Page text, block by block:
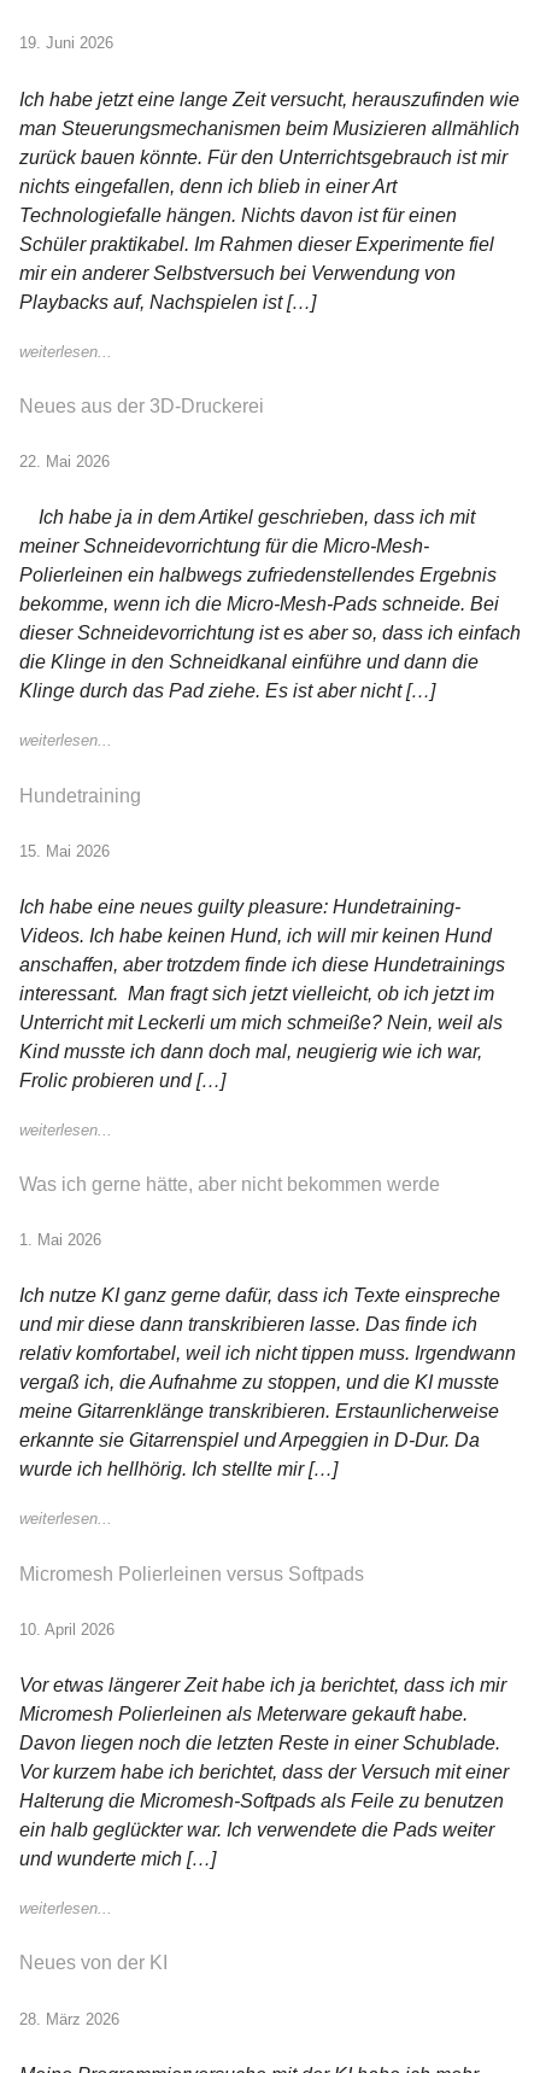
19. Juni 2026
Ich habe jetzt eine lange Zeit versucht, herauszufinden wie
man Steuerungsmechanismen beim Musizieren allmählich
zurück bauen könnte. Für den Unterrichtsgebrauch ist mir
nichts eingefallen, denn ich blieb in einer Art
Technologiefalle hängen. Nichts davon ist für einen
Schüler praktikabel. Im Rahmen dieser Experimente fiel
mir ein anderer Selbstversuch bei Verwendung von
Playbacks auf, Nachspielen ist […]
weiterlesen...
Neues aus der 3D-Druckerei
22. Mai 2026
Ich habe ja in dem Artikel geschrieben, dass ich mit
meiner Schneidevorrichtung für die Micro-Mesh-
Polierleinen ein halbwegs zufriedenstellendes Ergebnis
bekomme, wenn ich die Micro-Mesh-Pads schneide. Bei
dieser Schneidevorrichtung ist es aber so, dass ich einfach
die Klinge in den Schneidkanal einführe und dann die
Klinge durch das Pad ziehe. Es ist aber nicht […]
weiterlesen...
Hundetraining
15. Mai 2026
Ich habe eine neues guilty pleasure: Hundetraining-
Videos. Ich habe keinen Hund, ich will mir keinen Hund
anschaffen, aber trotzdem finde ich diese Hundetrainings
interessant. Man fragt sich jetzt vielleicht, ob ich jetzt im
Unterricht mit Leckerli um mich schmeiße? Nein, weil als
Kind musste ich dann doch mal, neugierig wie ich war,
Frolic probieren und […]
weiterlesen...
Was ich gerne hätte, aber nicht bekommen werde
1. Mai 2026
Ich nutze KI ganz gerne dafür, dass ich Texte einspreche
und mir diese dann transkribieren lasse. Das finde ich
relativ komfortabel, weil ich nicht tippen muss. Irgendwann
vergaß ich, die Aufnahme zu stoppen, und die KI musste
meine Gitarrenklänge transkribieren. Erstaunlicherweise
erkannte sie Gitarrenspiel und Arpeggien in D-Dur. Da
wurde ich hellhörig. Ich stellte mir […]
weiterlesen...
Micromesh Polierleinen versus Softpads
10. April 2026
Vor etwas längerer Zeit habe ich ja berichtet, dass ich mir
Micromesh Polierleinen als Meterware gekauft habe.
Davon liegen noch die letzten Reste in einer Schublade.
Vor kurzem habe ich berichtet, dass der Versuch mit einer
Halterung die Micromesh-Softpads als Feile zu benutzen
ein halb geglückter war. Ich verwendete die Pads weiter
und wunderte mich […]
weiterlesen...
Neues von der KI
28. März 2026